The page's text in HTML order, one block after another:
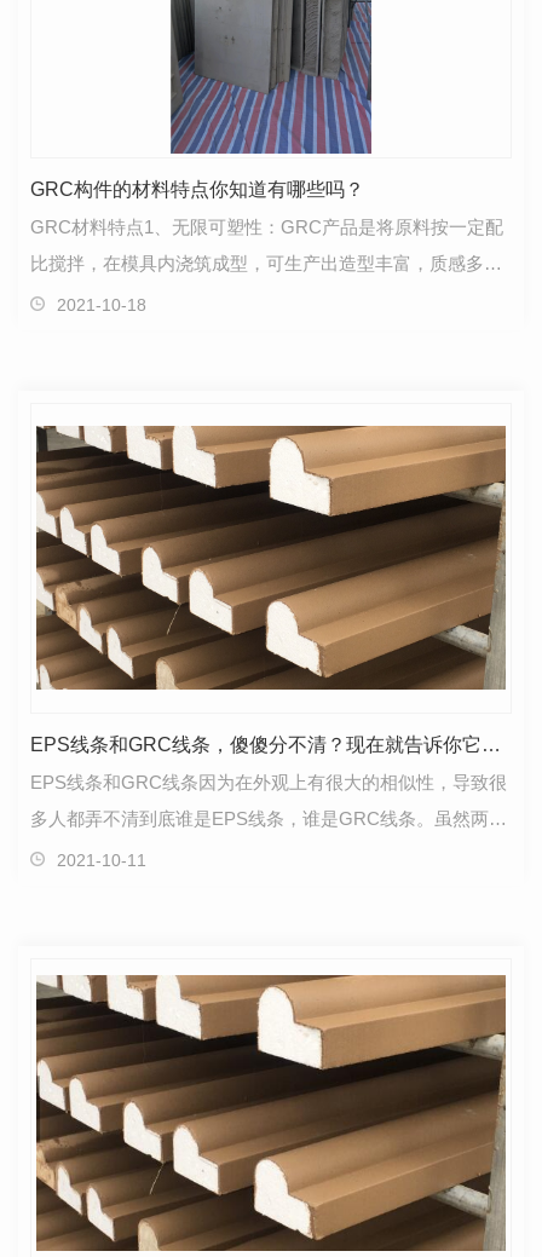
GRC构件的材料特点你知道有哪些吗？
GRC材料特点1、无限可塑性：GRC产品是将原料按一定配
比搅拌，在模具内浇筑成型，可生产出造型丰富，质感多样
的产品。可根据客户和设计师的不同需要，进行任意的艺…
2021-10-18
EPS线条和GRC线条，傻傻分不清？现在就告诉你它们的区别！
EPS线条和GRC线条因为在外观上有很大的相似性，导致很
多人都弄不清到底谁是EPS线条，谁是GRC线条。虽然两者
在外形上极其相似，却有完全不同的“内涵”哦，让小编带…
2021-10-11